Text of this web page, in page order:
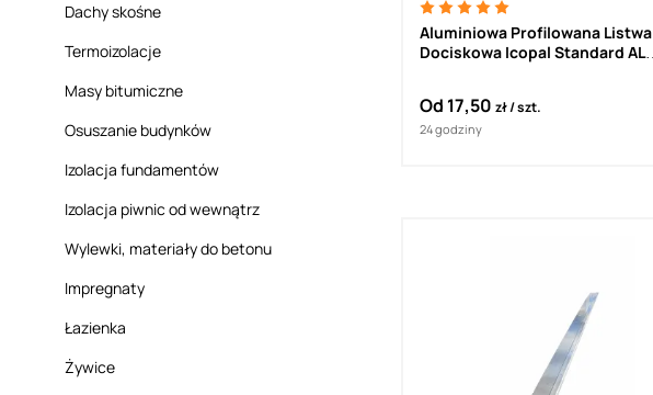
Dachy skośne
Termoizolacje
Masy bitumiczne
Osuszanie budynków
Izolacja fundamentów
Izolacja piwnic od wewnątrz
Wylewki, materiały do betonu
Impregnaty
Łazienka
Żywice
Aluminiowa Profilowana Listwa
Dociskowa Icopal Standard AL
Od 17,50 zł szt.
24 godziny